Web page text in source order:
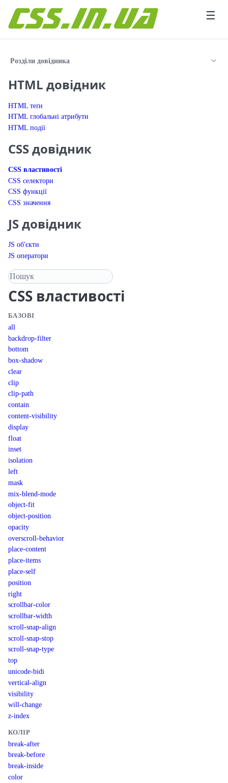
☰
Розділи довідника
HTML довідник
HTML теґи
HTML глобальні атрибути
HTML події
CSS довідник
CSS властивості
CSS селектори
CSS функції
CSS значення
JS довідник
JS об'єкти
JS оператори
Пошук у довіднику
CSS властивості
БАЗОВІ
all
backdrop-filter
bottom
box-shadow
clear
clip
clip-path
contain
content-visibility
display
float
inset
isolation
left
mask
mix-blend-mode
object-fit
object-position
opacity
overscroll-behavior
place-content
place-items
place-self
position
right
scrollbar-color
scrollbar-width
scroll-snap-align
scroll-snap-stop
scroll-snap-type
top
unicode-bidi
vertical-align
visibility
will-change
z-index
КОЛІР
break-after
break-before
break-inside
color